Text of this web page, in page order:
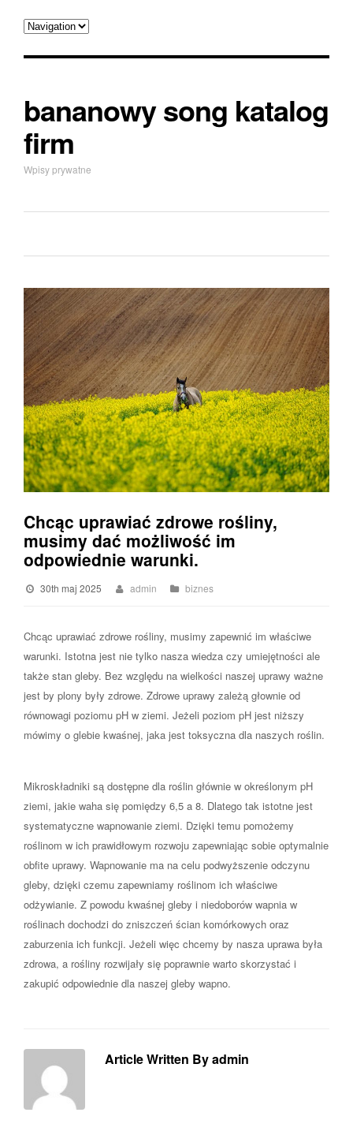
bananowy song katalog
firm
Wpisy prywatne
Chcąc uprawiać zdrowe rośliny,
musimy dać możliwość im
odpowiednie warunki.
30th maj 2025 admin biznes
Chcąc uprawiać zdrowe rośliny, musimy zapewnić im właściwe
warunki. Istotna jest nie tylko nasza wiedza czy umiejętności ale
także stan gleby. Bez względu na wielkości naszej uprawy ważne
jest by plony były zdrowe. Zdrowe uprawy zależą głownie od
równowagi poziomu pH w ziemi. Jeżeli poziom pH jest niższy
mówimy o glebie kwaśnej, jaka jest toksyczna dla naszych roślin.
Mikroskładniki są dostępne dla roślin głównie w określonym pH
ziemi, jakie waha się pomiędzy 6,5 a 8. Dlatego tak istotne jest
systematyczne wapnowanie ziemi. Dzięki temu pomożemy
roślinom w ich prawidłowym rozwoju zapewniając sobie optymalnie
obfite uprawy. Wapnowanie ma na celu podwyższenie odczynu
gleby, dzięki czemu zapewniamy roślinom ich właściwe
odżywianie. Z powodu kwaśnej gleby i niedoborów wapnia w
roślinach dochodzi do zniszczeń ścian komórkowych oraz
zaburzenia ich funkcji. Jeżeli więc chcemy by nasza uprawa była
zdrowa, a rośliny rozwijały się poprawnie warto skorzystać i
zakupić odpowiednie dla naszej gleby wapno.
Article Written By admin